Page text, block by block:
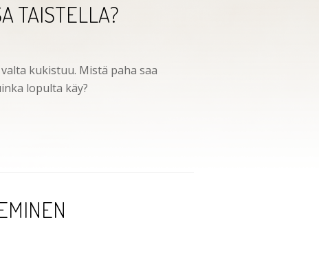
TAISTELLA?
kukistuu. Mistä paha saa
lopulta käy?